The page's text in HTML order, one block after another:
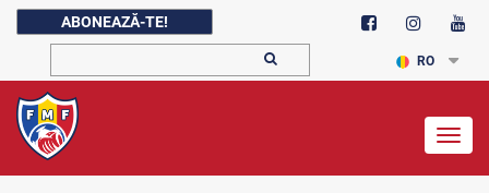
ABONEAZĂ-TE!
RO